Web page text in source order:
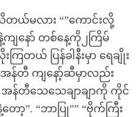
ယ်မလား “”ကောင်းလို့
ကျနော် တစ်နေ့ကို၂ကြိမ်
တယ် ပြန်ခါနီးမှာ ရေချိုး
အန်တီ ကျနော့်ဆီမှာလည်း
တီသေသေချာချာကို ကိုင်
”. “ဘာပြု”” “ဗိုက်ကြီး